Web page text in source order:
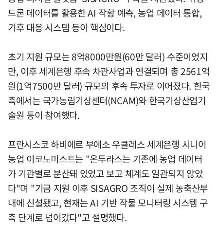
드론 데이터를 활용한 AI 작황 예측, 농업 데이터 통합,
기후 대응 시스템 등이 핵심이다.
초기 지원 규모는 8억8000만원(60만 달러) 수준이었지
만, 이후 세계은행 후속 차관사업과 연결되며 총 2561억
원(1억7500만 달러) 규모의 후속 투자로 이어졌다. 한국
측에서는 국가농림기상센터(NCAM)와 한국기상산업기
술원 등이 참여했다.
프란시스코 하비에르 부에소 우클레스 세계은행 시니어
농업 이코노미스트는 "온두라스는 기존에 농업 데이터
가 기관별로 분산돼 있었고 보고 체계도 일관되지 않았
다"며 "기금 지원 이후 SISAGRO 조직이 실제 농축산부
내에 신설됐고, 현재는 AI 기반 작물 모니터링 시스템 구
축 단계로 넘어갔다"고 설명했다.